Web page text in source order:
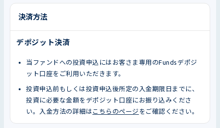
決済方法
デポジット決済
当ファンドへの投資申込にはお客さま専用のFundsデポジ
ット口座をご利用いただきます。
投資申込前もしくは投資申込後所定の入金期限日までに、
投資に必要な金額をデポジット口座にお振り込みくださ
い。入金方法の詳細は こちらのページ をご確認ください。